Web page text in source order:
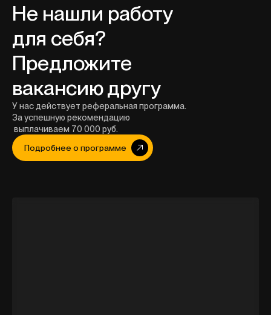
Не нашли работу
для себя?
Предложите
вакансию другу
У нас действует реферальная программа.
За успешную рекомендацию
выплачиваем 70 000 руб.
Подробнее о программе